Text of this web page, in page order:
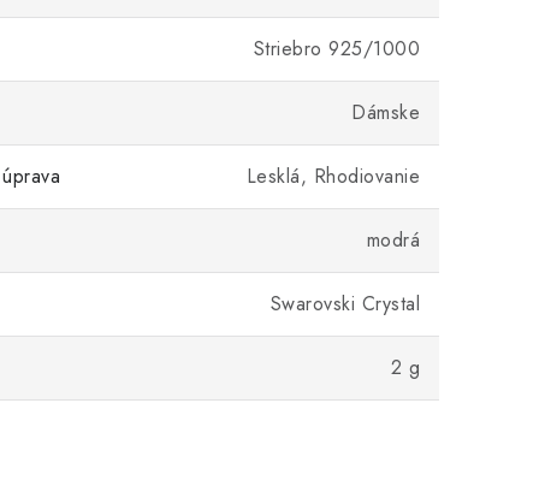
Striebro 925/1000
Dámske
Lesklá, Rhodiovanie
modrá
Swarovski Crystal
2 g